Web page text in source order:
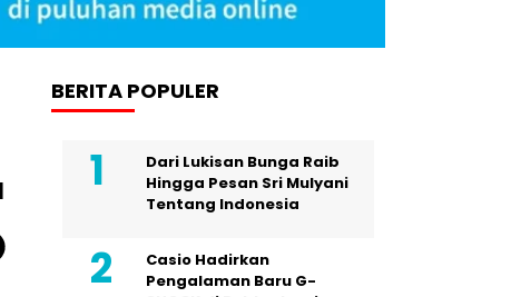
BERITA POPULER
Dari Lukisan Bunga Raib
Hingga Pesan Sri Mulyani
Tentang Indonesia
Casio Hadirkan
Pengalaman Baru G-